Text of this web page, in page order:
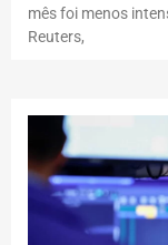
mês foi menos
Reuters,